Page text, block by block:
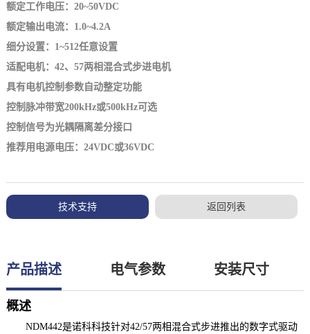
额定工作电压：20~50VDC
额定输出电流：1.0~4.2A
细分设置：1~512任意设置
适配电机：42、57两相混合式步进电机
具有电机控制参数自动整定功能
控制脉冲带宽200kHz或500kHz可选
控制信号为光耦隔离差分接口
推荐用电源电压：24VDC或36VDC
技术支持 返回列表
产品描述 电气参数 安装尺寸
概述
NDM442是诺科科技针对42/57两相混合式步进推出的数字式驱动